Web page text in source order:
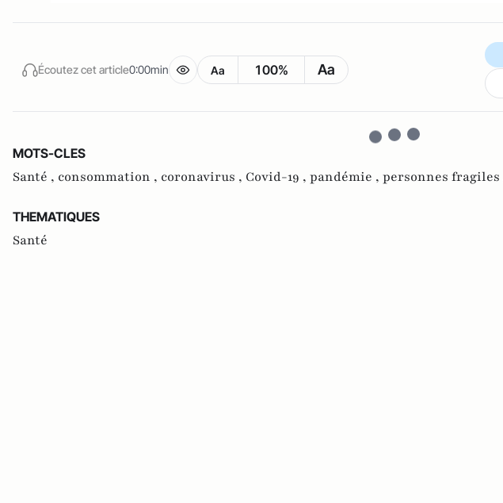
Écoutez cet article0:00min Aa 100% Aa
MOTS-CLES
Santé , consommation , coronavirus , Covid-19 , pandémie , personnes fragiles
THEMATIQUES
Santé